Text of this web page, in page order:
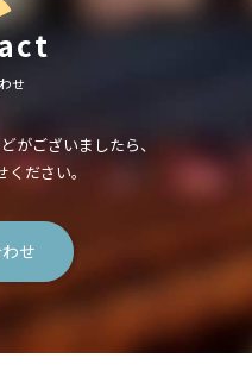
せ
がございましたら、
ださい。
せ